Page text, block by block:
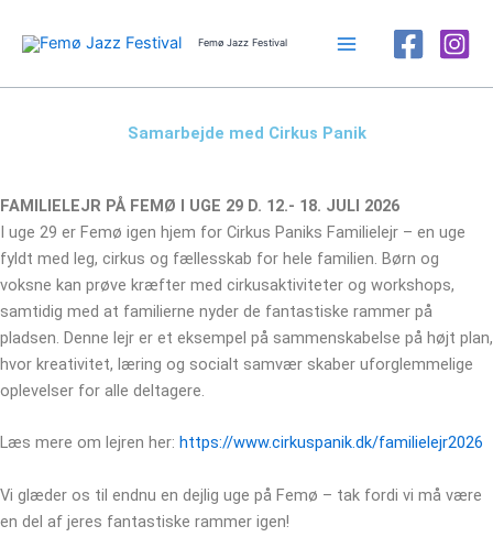
Femø Jazz Festival
Samarbejde med Cirkus Panik
FAMILIELEJR PÅ FEMØ I UGE 29 D. 12.- 18. JULI 2026
I uge 29 er Femø igen hjem for Cirkus Paniks Familielejr – en uge
fyldt med leg, cirkus og fællesskab for hele familien. Børn og
voksne kan prøve kræfter med cirkusaktiviteter og workshops,
samtidig med at familierne nyder de fantastiske rammer på
pladsen. Denne lejr er et eksempel på sammenskabelse på højt plan,
hvor kreativitet, læring og socialt samvær skaber uforglemmelige
oplevelser for alle deltagere.
Læs mere om lejren her: https://www.cirkuspanik.dk/familielejr2026
Vi glæder os til endnu en dejlig uge på Femø – tak fordi vi må være
en del af jeres fantastiske rammer igen!